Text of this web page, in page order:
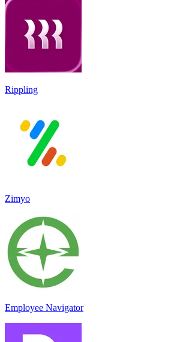
Rippling
Zimyo
Employee Navigator